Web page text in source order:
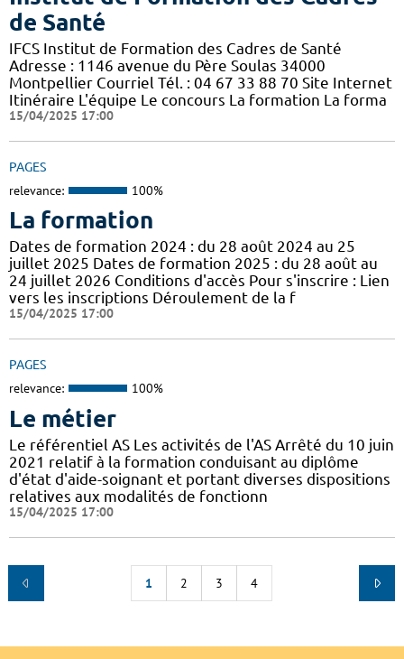
de Santé
IFCS Institut de Formation des Cadres de Santé
Adresse : 1146 avenue du Père Soulas 34000
Montpellier Courriel Tél. : 04 67 33 88 70 Site Internet
Itinéraire L'équipe Le concours La formation La forma
15/04/2025 17:00
PAGES
relevance: 100%
La formation
Dates de formation 2024 : du 28 août 2024 au 25
juillet 2025 Dates de formation 2025 : du 28 août au
24 juillet 2026 Conditions d'accès Pour s'inscrire : Lien
vers les inscriptions Déroulement de la f
15/04/2025 17:00
PAGES
relevance: 100%
Le métier
Le référentiel AS Les activités de l'AS Arrêté du 10 juin
2021 relatif à la formation conduisant au diplôme
d'état d'aide-soignant et portant diverses dispositions
relatives aux modalités de fonctionn
15/04/2025 17:00
1 2 3 4